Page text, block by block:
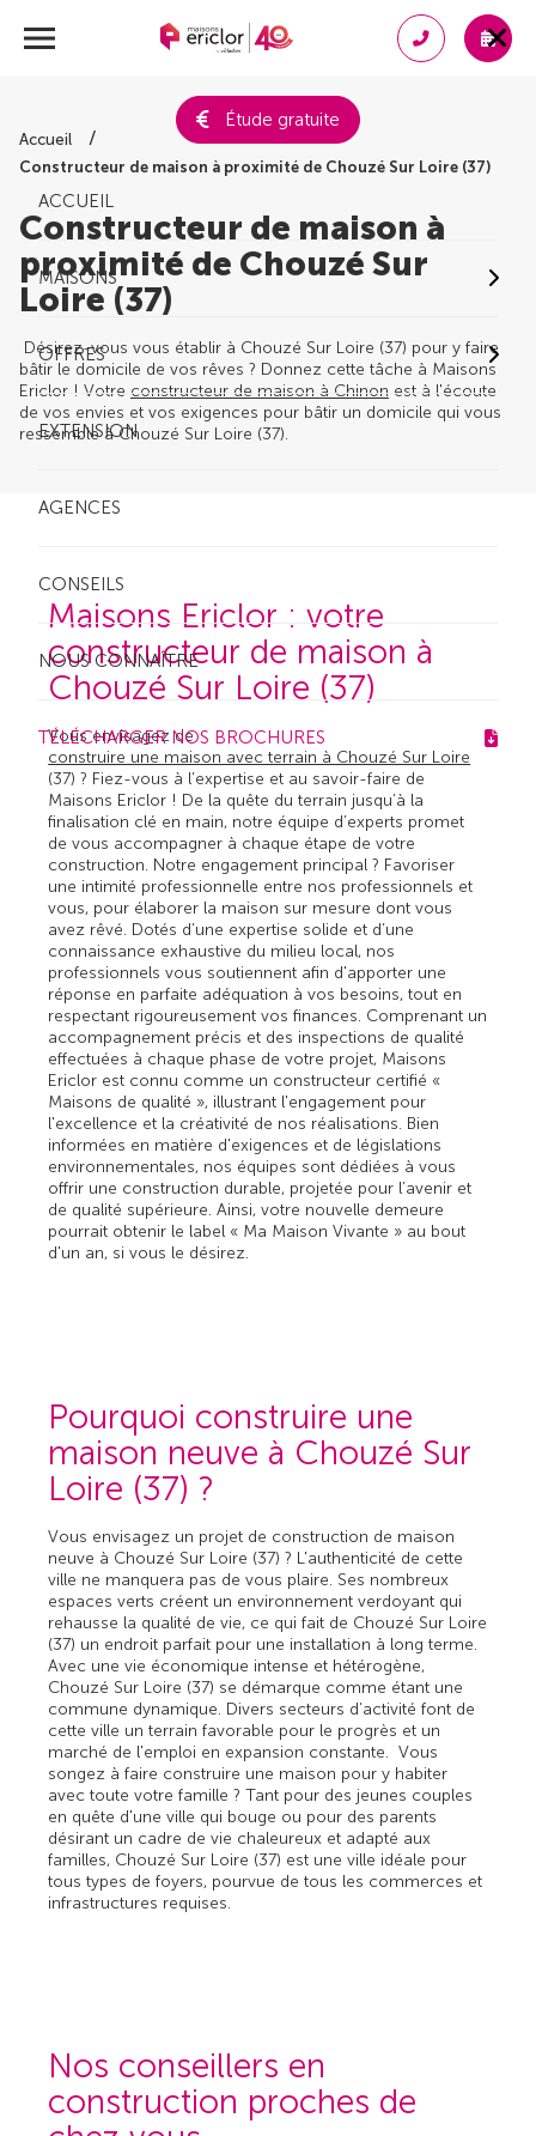
Étude gratuite
ACCUEIL
MAISONS
OFFRES
EXTENSION
AGENCES
CONSEILS
NOUS CONNAÎTRE
TÉLÉCHARGER NOS BROCHURES
Accueil
Constructeur de maison à proximité de Chouzé Sur Loire (37)
Constructeur de maison à
proximité de Chouzé Sur
Loire (37)
Désirez-vous vous établir à Chouzé Sur Loire (37) pour y faire
bâtir le domicile de vos rêves ? Donnez cette tâche à Maisons
Ericlor ! Votre constructeur de maison à Chinon est à l'écoute
de vos envies et vos exigences pour bâtir un domicile qui vous
ressemble à Chouzé Sur Loire (37).
Maisons Ericlor : votre
constructeur de maison à
Chouzé Sur Loire (37)
Vous envisagez de
construire une maison avec terrain à Chouzé Sur Loire
(37) ? Fiez-vous à l’expertise et au savoir-faire de
Maisons Ericlor ! De la quête du terrain jusqu’à la
finalisation clé en main, notre équipe d’experts promet
de vous accompagner à chaque étape de votre
construction. Notre engagement principal ? Favoriser
une intimité professionnelle entre nos professionnels et
vous, pour élaborer la maison sur mesure dont vous
avez rêvé. Dotés d’une expertise solide et d’une
connaissance exhaustive du milieu local, nos
professionnels vous soutiennent afin d'apporter une
réponse en parfaite adéquation à vos besoins, tout en
respectant rigoureusement vos finances. Comprenant un
accompagnement précis et des inspections de qualité
effectuées à chaque phase de votre projet, Maisons
Ericlor est connu comme un constructeur certifié «
Maisons de qualité », illustrant l'engagement pour
l'excellence et la créativité de nos réalisations. Bien
informées en matière d'exigences et de législations
environnementales, nos équipes sont dédiées à vous
offrir une construction durable, projetée pour l’avenir et
de qualité supérieure. Ainsi, votre nouvelle demeure
pourrait obtenir le label « Ma Maison Vivante » au bout
d'un an, si vous le désirez.
Pourquoi construire une
maison neuve à Chouzé Sur
Loire (37) ?
Vous envisagez un projet de construction de maison
neuve à Chouzé Sur Loire (37) ? L'authenticité de cette
ville ne manquera pas de vous plaire. Ses nombreux
espaces verts créent un environnement verdoyant qui
rehausse la qualité de vie, ce qui fait de Chouzé Sur Loire
(37) un endroit parfait pour une installation à long terme.
Avec une vie économique intense et hétérogène,
Chouzé Sur Loire (37) se démarque comme étant une
commune dynamique. Divers secteurs d’activité font de
cette ville un terrain favorable pour le progrès et un
marché de l'emploi en expansion constante. Vous
songez à faire construire une maison pour y habiter
avec toute votre famille ? Tant pour des jeunes couples
en quête d'une ville qui bouge ou pour des parents
désirant un cadre de vie chaleureux et adapté aux
familles, Chouzé Sur Loire (37) est une ville idéale pour
tous types de foyers, pourvue de tous les commerces et
infrastructures requises.
Nos conseillers en
construction proches de